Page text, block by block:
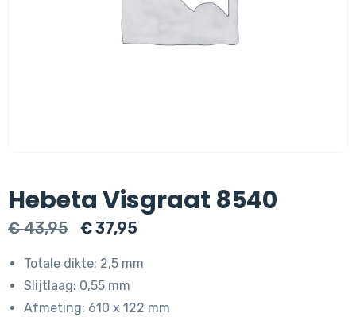
Hebeta Visgraat 8540
€43,95
Oorspronkelijke
€ 43,95.
€37,95
€ 37,95.
Totale dikte: 2,5 mm
Slijtlaag: 0,55 mm
Afmeting: 610 x 122 mm